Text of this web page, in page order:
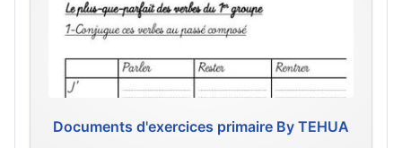
Documents d'exercices primaire By TEHUA